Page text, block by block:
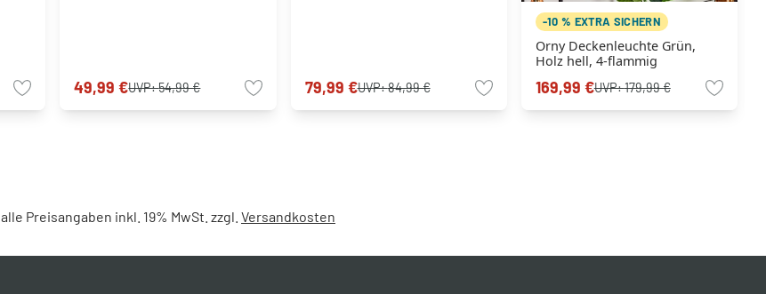
49,99 €UVP:54,99 € 79,99 €UVP:84,99 €
-10 % EXTRA SICHERN
Orny Deckenleuchte Grün,
Holz hell, 4-flammig
169,99 €UVP:179,99 €
alle Preisangaben inkl. 19% MwSt. zzgl. Versandkosten